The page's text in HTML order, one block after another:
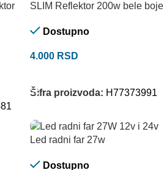
SLIM Reflektor 200w bele boje
Dostupno
4.000 RSD
Šifra proizvoda: H77373991
Led radni far 27w
Dostupno